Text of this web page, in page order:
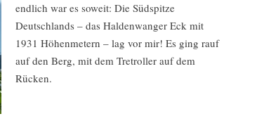
endlich war es soweit: Die Südspitze
Deutschlands – das Haldenwanger Eck mit
1931 Höhenmetern – lag vor mir! Es ging rauf
auf den Berg, mit dem Tretroller auf dem
Rücken.